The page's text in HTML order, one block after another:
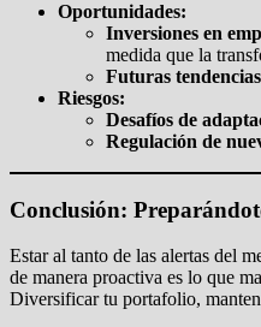
Oportunidades:
Inversiones en
medida que la
Futuras
Riesgos:
Desafíos de
Regulación de
Conclusión:
Estar al tanto de las alertas del
de manera proactiva es lo que
Diversificar tu portafolio,